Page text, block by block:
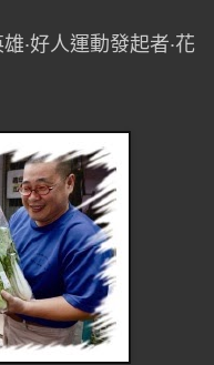
‧好人運動發起者‧花